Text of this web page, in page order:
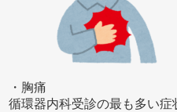
・胸痛
循環器内科受診の最も多い